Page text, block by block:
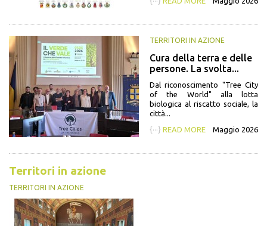
TERRITORI IN AZIONE
Cura della terra e delle
persone. La svolta...
Dal riconoscimento "Tree City
of the World" alla lotta
biologica al riscatto sociale, la
città...
{···} READ MORE Maggio 2026
Territori in azione
TERRITORI IN AZIONE